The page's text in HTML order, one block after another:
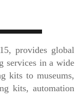
provides global
services in a wide
kits to museums,
kits, automation